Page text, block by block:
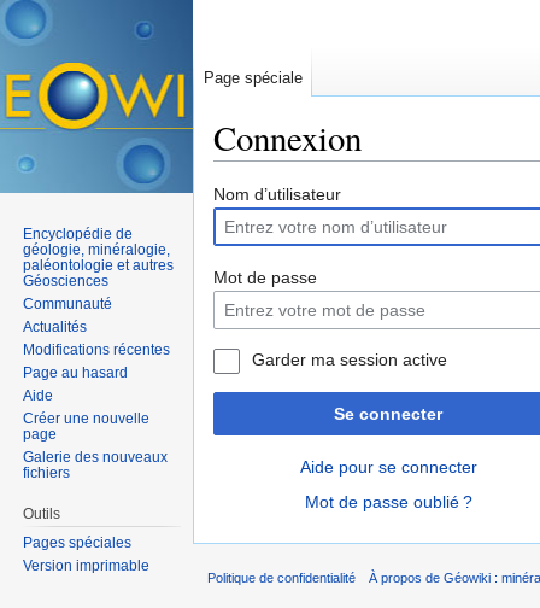
Connexion
Nom d’utilisateur
Mot de passe
Garder ma session active
Se connecter
Aide pour se connecter
Mot de passe oublié ?
Page spéciale
Encyclopédie de
géologie, minéralogie,
paléontologie et autres
Géosciences
Communauté
Actualités
Modifications récentes
Page au hasard
Aide
Créer une nouvelle
page
Galerie des nouveaux
fichiers
Outils
Pages spéciales
Version imprimable
Politique de confidentialité À propos de Géowiki :